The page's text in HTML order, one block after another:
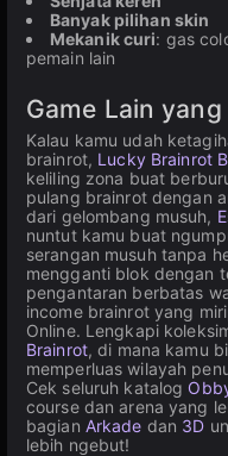
Banyak pilihan skin
Mekanik curi: gas
pemain lain
Game Lain
Kalau kamu udah
brainrot, Lucky Brainrot
keliling zona buat
pulang brainrot dengan
dari gelombang musuh,
nuntut kamu buat
serangan musuh tanpa
mengganti blok dengan
pengantaran berbatas
income brainrot yang
Online. Lengkapi
Brainrot, di mana kamu
memperluas wilayah
Cek seluruh katalog
course dan arena yang
bagian Arkade dan 3D
lebih ngebut!